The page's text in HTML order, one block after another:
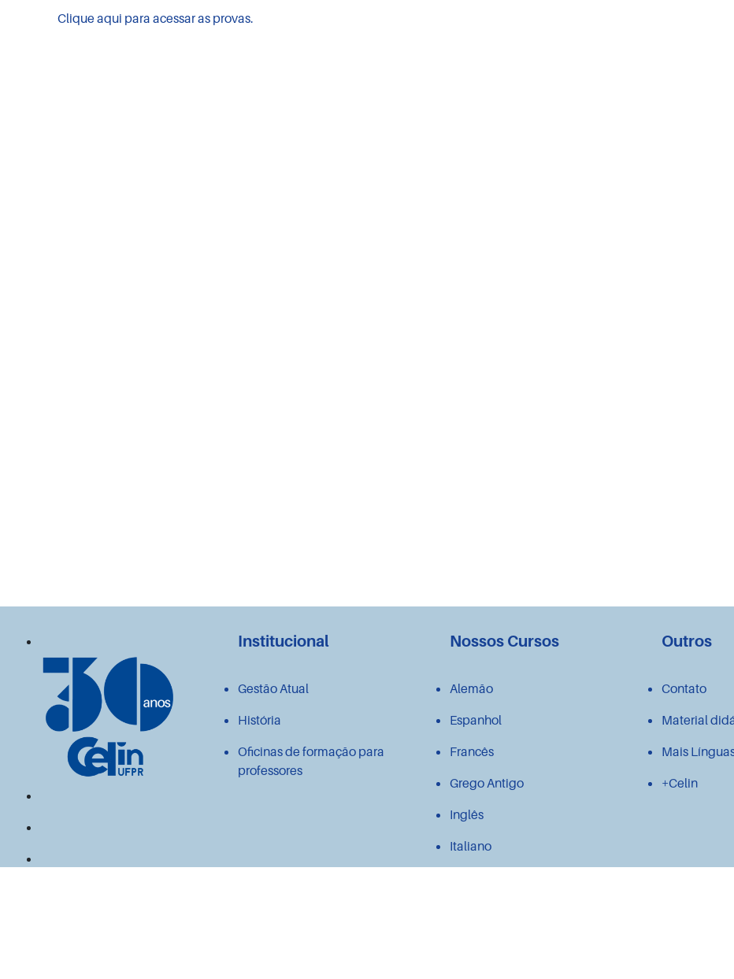
Clique aqui para acessar as provas.
Institucional
Gestão Atual
História
Oficinas de formação para
professores
Nossos Cursos
Alemão
Espanhol
Francês
Grego Antigo
Inglês
Italiano
Outros
Contato
Material
Mais
+Celin